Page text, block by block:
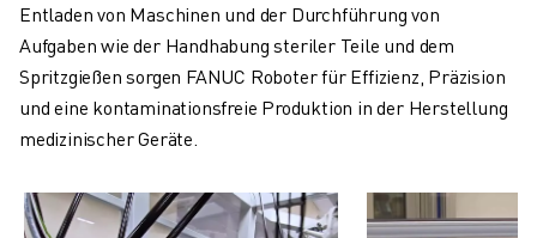
Entladen von Maschinen und der Durchführung von
Aufgaben wie der Handhabung steriler Teile und dem
Spritzgießen sorgen FANUC Roboter für Effizienz, Präzision
und eine kontaminationsfreie Produktion in der Herstellung
medizinischer Geräte.